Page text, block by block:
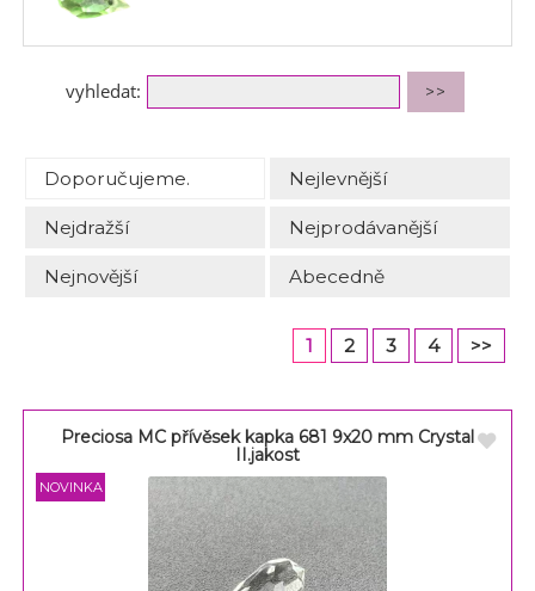
vyhledat:
Doporučujeme. Nejlevnější
Nejdražší Nejprodávanější
Nejnovější Abecedně
1 2 3 4 >>
Preciosa MC přívěsek kapka 681 9x20 mm Crystal
II.jakost